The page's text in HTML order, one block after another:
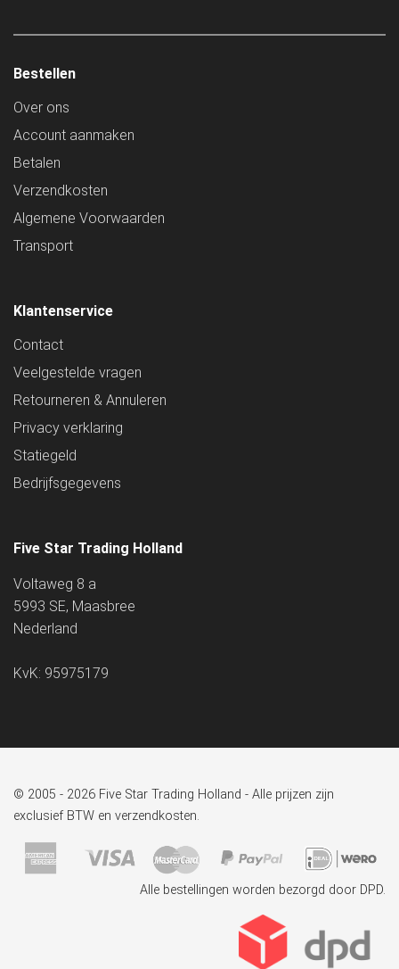
Bestellen
Over ons
Account aanmaken
Betalen
Verzendkosten
Algemene Voorwaarden
Transport
Klantenservice
Contact
Veelgestelde vragen
Retourneren & Annuleren
Privacy verklaring
Statiegeld
Bedrijfsgegevens
Five Star Trading Holland
Voltaweg 8 a
5993 SE, Maasbree
Nederland
KvK: 95975179
© 2005 - 2026 Five Star Trading Holland - Alle prijzen zijn
exclusief BTW en verzendkosten.
Alle bestellingen worden bezorgd door DPD.